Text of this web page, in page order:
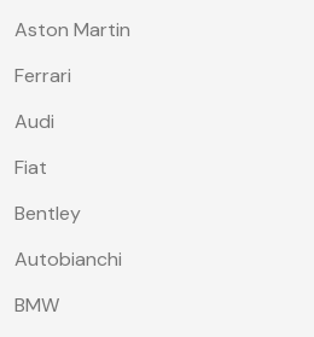
Aston Martin
Ferrari
Audi
Fiat
Bentley
Autobianchi
BMW